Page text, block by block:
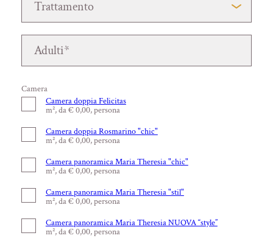
Camera
Camera doppia Felicitas
m², da € 0,00, persona
Camera doppia Rosmarino "chic"
m², da € 0,00, persona
Camera panoramica Maria Theresia "chic"
m², da € 0,00, persona
Camera panoramica Maria Theresia "stil"
m², da € 0,00, persona
Camera panoramica Maria Theresia NUOVA “style”
m², da € 0,00, persona